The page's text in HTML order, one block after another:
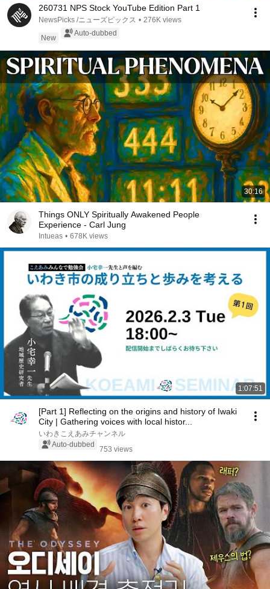
260731 NPS Stock YouTube Edition Part 1
NewsPicks /ニューズピックス • 276K views
New
Auto-dubbed
30:16
Things ONLY Spiritually Awakened People
Experience - Carl Jung
Intueas • 678K views
1:07:51
[Part 1] Reflecting on the origins and history of Iwaki
City | Gathering voices with local histor...
いわきこえあみチャンネル
Auto-dubbed
753 views